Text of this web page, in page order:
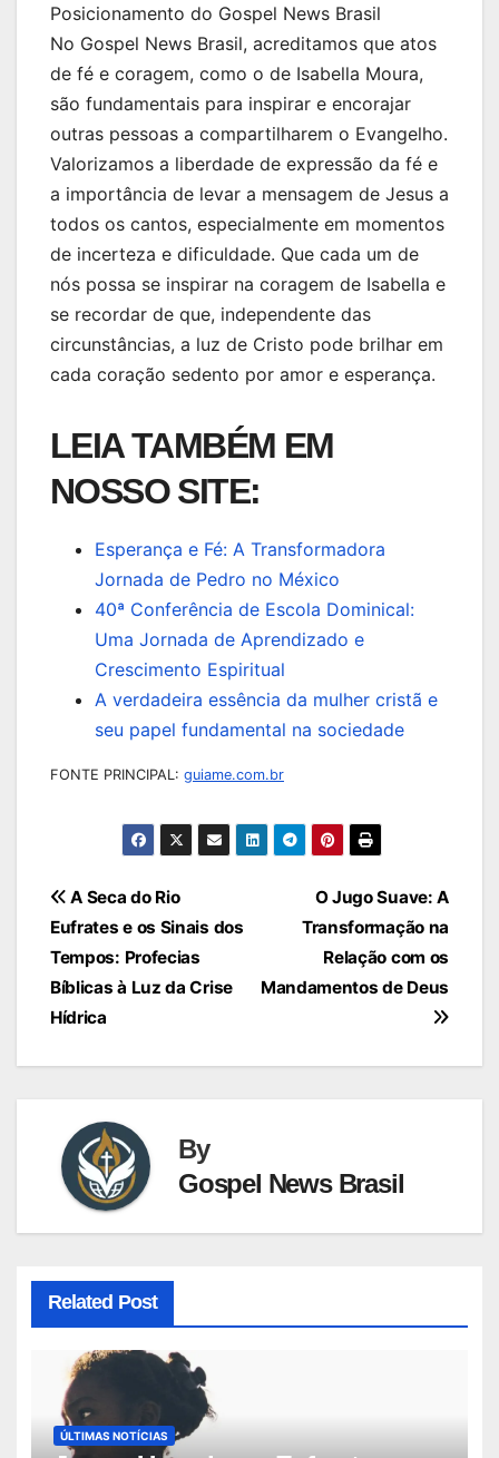
Posicionamento do Gospel News Brasil
No Gospel News Brasil, acreditamos que atos
de fé e coragem, como o de Isabella Moura,
são fundamentais para inspirar e encorajar
outras pessoas a compartilharem o Evangelho.
Valorizamos a liberdade de expressão da fé e
a importância de levar a mensagem de Jesus a
todos os cantos, especialmente em momentos
de incerteza e dificuldade. Que cada um de
nós possa se inspirar na coragem de Isabella e
se recordar de que, independente das
circunstâncias, a luz de Cristo pode brilhar em
cada coração sedento por amor e esperança.
LEIA TAMBÉM EM
NOSSO SITE:
Esperança e Fé: A Transformadora
Jornada de Pedro no México
40ª Conferência de Escola Dominical:
Uma Jornada de Aprendizado e
Crescimento Espiritual
A verdadeira essência da mulher cristã e
seu papel fundamental na sociedade
FONTE PRINCIPAL: guiame.com.br
Navegação
de
Post
O Jugo Suave: A
Transformação na
Relação com os
Mandamentos de Deus
A Seca do Rio
Eufrates e os Sinais dos
Tempos: Profecias
Bíblicas à Luz da Crise
Hídrica
By
Gospel News Brasil
Related Post
ÚLTIMAS NOTÍCIAS